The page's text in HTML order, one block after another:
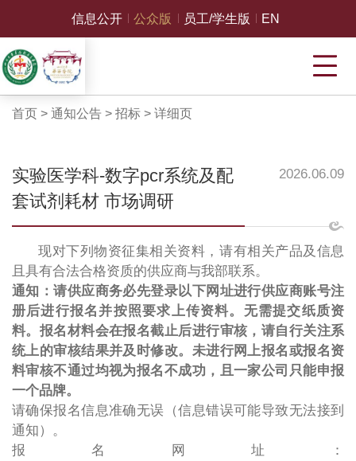
信息公开 公众版 员工/学生版 EN
首页 > 通知公告> 招标> 详细页
实验医学科-数字pcr系统及配
套试剂耗材 市场调研
2026.06.09
现对下列物资征集相关资料，请有相关产品及信息
且具有合法合格资质的供应商与我部联系。
通知：请供应商务必先登录以下网址进行供应商账号注
册后进行报名并按照要求上传资料。无需提交纸质资
料。报名材料会在报名截止后进行审核，请自行关注系
统上的审核结果并及时修改。未进行网上报名或报名资
料审核不通过均视为报名不成功，且一家公司只能申报
一个品牌。
请确保报名信息准确无误（信息错误可能导致无法接到
通知）。
报名网址：